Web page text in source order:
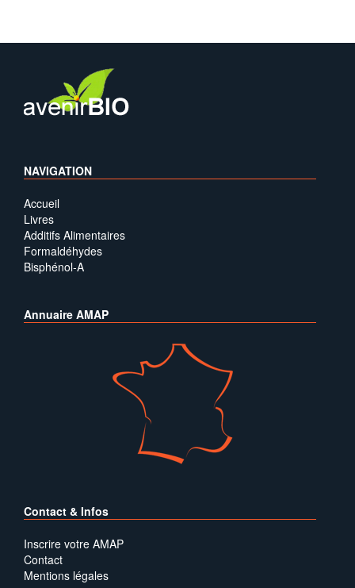
NAVIGATION
Accueil
Livres
Additifs Alimentaires
Formaldéhydes
Bisphénol-A
Annuaire AMAP
Contact & Infos
Inscrire votre AMAP
Contact
Mentions légales